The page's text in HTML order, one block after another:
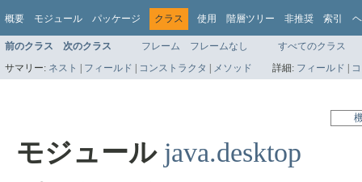
概要 モジュール パッケージ クラス 使用 階層ツリー 非推奨 索引
前のクラス 次のクラス フレーム フレームなし
すべてのクラス
サマリー: ネスト | フィールド | コンストラクタ | メソッド 詳細: フィールド |
モジュール java.desktop